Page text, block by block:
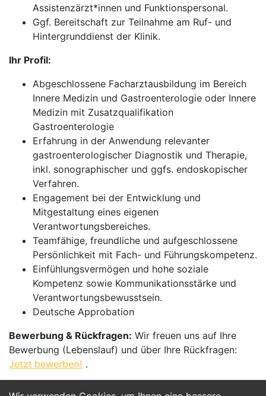
Assistenzärzt*innen und Funktionspersonal.
Ggf. Bereitschaft zur Teilnahme am Ruf- und
Hintergrunddienst der Klinik.
Ihr Profil:
Abgeschlossene Facharztausbildung im Bereich
Innere Medizin und Gastroenterologie oder Innere
Medizin mit Zusatzqualifikation
Gastroenterologie
Erfahrung in der Anwendung relevanter
gastroenterologischer Diagnostik und Therapie,
inkl. sonographischer und ggfs. endoskopischer
Verfahren.
Engagement bei der Entwicklung und
Mitgestaltung eines eigenen
Verantwortungsbereiches.
Teamfähige, freundliche und aufgeschlossene
Persönlichkeit mit Fach- und Führungskompetenz.
Einfühlungsvermögen und hohe soziale
Kompetenz sowie Kommunikationsstärke und
Verantwortungsbewusstsein.
Deutsche Approbation
Bewerbung & Rückfragen: Wir freuen uns auf Ihre
Bewerbung (Lebenslauf) und über Ihre Rückfragen:
Jetzt bewerben! .